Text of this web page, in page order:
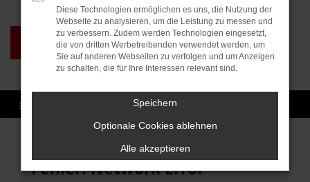
TAGESZULASSUNG
BRUCHSAL
Fehler: Network Error
Diese Technologien ermöglichen es uns, die Nutzung der
Webseite zu analysieren, um die Leistung zu messen und
zu verbessern. Zudem werden Technologien eingesetzt,
die von dritten Werbetreibenden verwendet werden, um
Sie auf anderen Webseiten zu verfolgen und um Anzeigen
zu schalten, die für Ihre Interessen relevant sind.
Speichern
Optionale Cookies ablehnen
Alle akzeptieren